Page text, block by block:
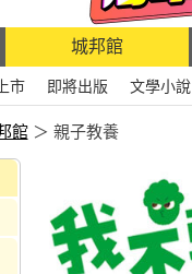
城邦館
市 即將出版 文學小說
館＞ 親子教養